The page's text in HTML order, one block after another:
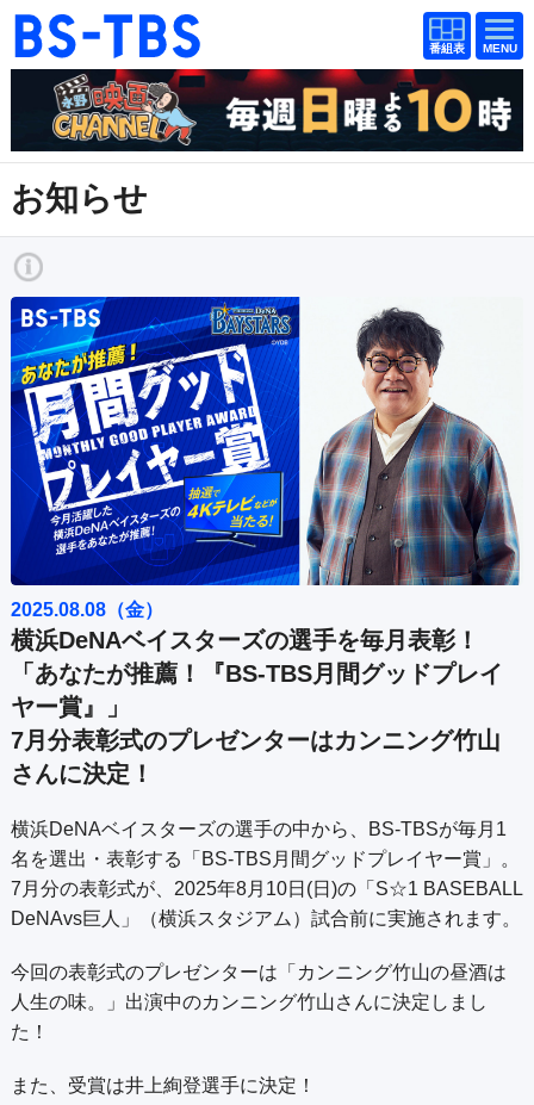
番組
表
BS-TBS
番組
表
ドラマ 映画
紀行 報道
教養
音楽
アニメ ファンクラブ
視聴方法 4K放送
イベント ショッピング
公式SNS プレゼント
ご意見・ご感想 会社情報
お知らせ
横浜DeNAベイスターズの選手を毎月表彰！
「あなたが推薦！『BS-TBS月間グッドプレイ
ヤー賞』」
7月分表彰式のプレゼンターはカンニング竹山
さんに決定！
2025.08.08（金）
横浜DeNAベイスターズの選手の中から、BS-TBSが毎月1
名を選出・表彰する「BS-TBS月間グッドプレイヤー賞」。
7月分の表彰式が、2025年8月10日(日)の「S☆1 BASEBALL
DeNAvs巨人」（横浜スタジアム）試合前に実施されます。
今回の表彰式のプレゼンターは「カンニング竹山の昼酒は
人生の味。」出演中のカンニング竹山さんに決定しまし
た！
また、受賞は井上絢登選手に決定！